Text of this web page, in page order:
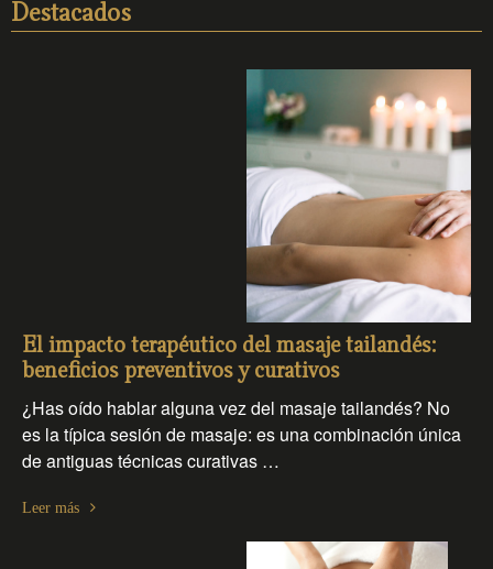
Destacados
El impacto terapéutico del masaje tailandés:
beneficios preventivos y curativos
¿Has oído hablar alguna vez del masaje tailandés? No
es la típica sesión de masaje: es una combinación única
de antiguas técnicas curativas …
Leer más